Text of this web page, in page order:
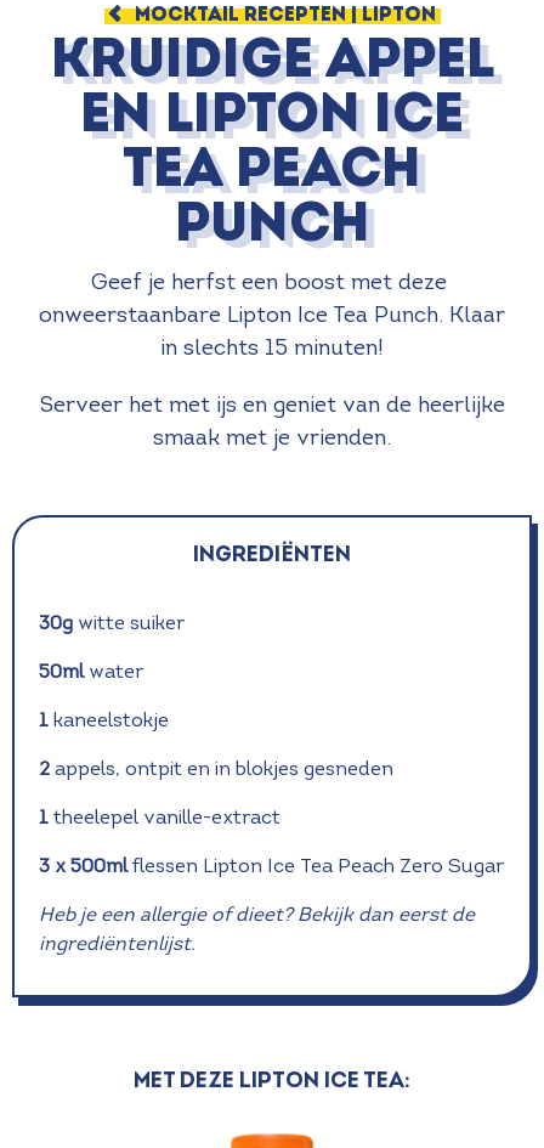
MOCKTAIL RECEPTEN | LIPTON
Kruidige appel
en Lipton Ice
Tea Peach
punch
Geef je herfst een boost met deze
onweerstaanbare Lipton Ice Tea Punch. Klaar
in slechts 15 minuten!
Serveer het met ijs en geniet van de heerlijke
smaak met je vrienden.
INGREDIËNTEN
30g witte suiker
50mlwater
1 kaneelstokje
2 appels, ontpit en in blokjes gesneden
1 theelepel vanille-extract
3 x 500mlflessen Lipton Ice Tea Peach Zero Sugar
Heb je een allergie of dieet? Bekijk dan eerst de
ingrediëntenlijst.
Met deze Lipton Ice Tea: